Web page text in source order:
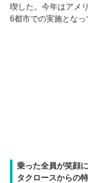
喫した。今年はアメ
6都市での実施となっ
乗った全員が笑顔
タクロースからの